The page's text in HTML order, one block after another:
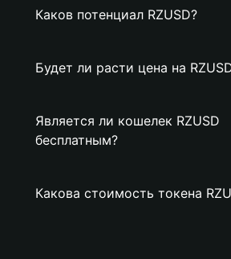
Каков потенциал RZUSD?
Будет ли расти цена на
Является ли кошелек RZUSD
бесплатным?
Какова стоимость токена